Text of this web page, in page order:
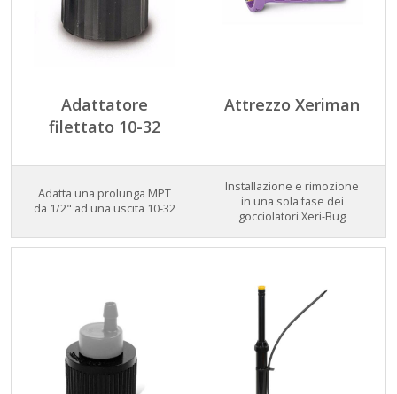
Adattatore
filettato 10-32
Adatta una prolunga MPT
da 1/2" ad una uscita 10-32
Attrezzo Xeriman
Installazione e rimozione
in una sola fase dei
gocciolatori Xeri-Bug